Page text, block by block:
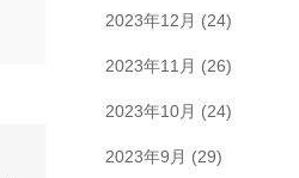
2023年12月 (24)
2023年11月 (26)
2023年10月 (24)
2023年9月 (29)